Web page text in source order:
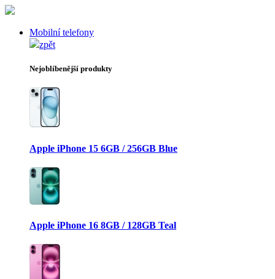
Mobilní telefony
zpět
Nejoblíbenější produkty
Apple iPhone 15 6GB / 256GB Blue
Apple iPhone 16 8GB / 128GB Teal